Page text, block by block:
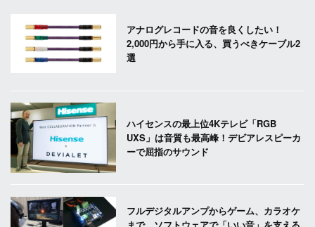
アナログレコードの音を良くしたい！
2,000円から手に入る、買うべきケーブル2
選
ハイセンスの最上位4Kテレビ「RGB
UXS」は音質も最高峰！デビアレスピーカ
ーで屈指のサウンド
フルデジタルアンプからゲーム、カラオケ